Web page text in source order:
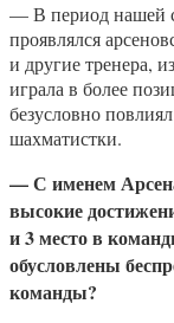
— В период нашей
проявлялся
и другие тренера,
играла в более
безусловно
шахматистки.
— С именем
высокие
и 3 место в
обусловлены
команды?